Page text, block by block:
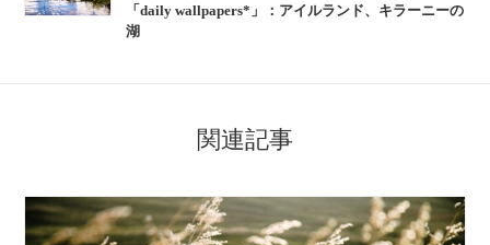
「daily wallpapers*」：アイルランド、キラーニーの
湖
関連記事